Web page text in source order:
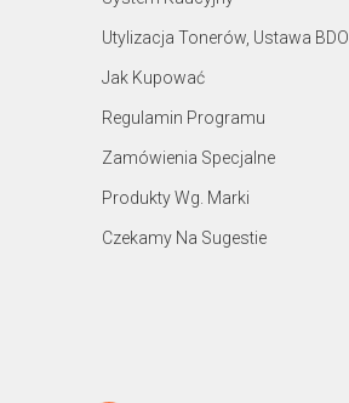
Utylizacja Tonerów, Ustawa BDO
Jak Kupować
Regulamin Programu
Zamówienia Specjalne
Produkty Wg. Marki
Czekamy Na Sugestie